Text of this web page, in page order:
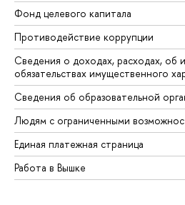
Фонд целевого капитала
Противодействие коррупции
Сведения о доходах, расходах, об
обязательствах имущественного
Сведения об образовательной
Людям с ограниченными
Единая платежная страница
Работа в Вышке